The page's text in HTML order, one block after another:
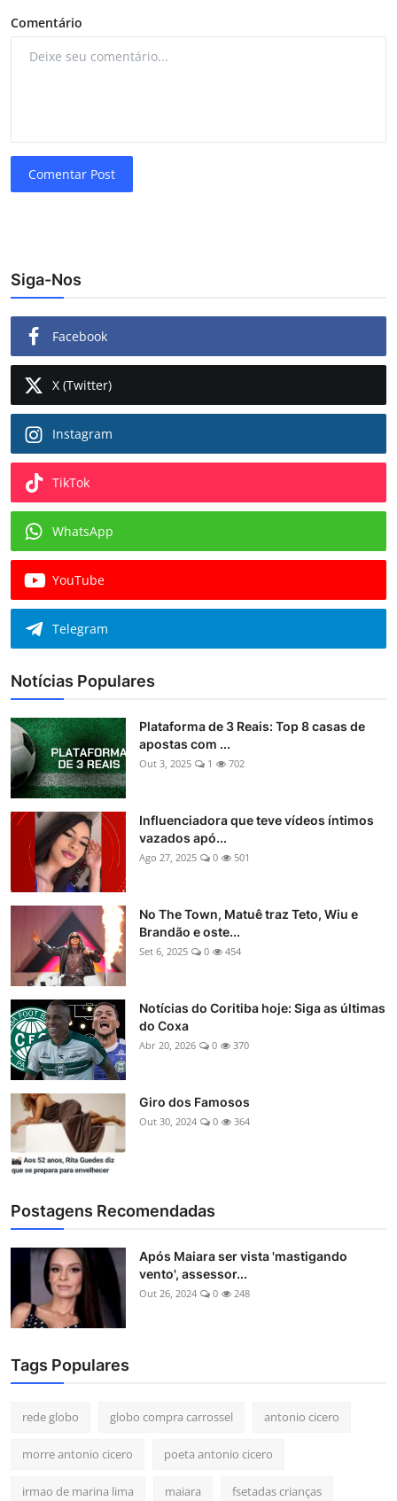
Comentário
Comentar Post
Siga-Nos
Facebook
X (Twitter)
Instagram
TikTok
WhatsApp
YouTube
Telegram
Notícias Populares
Plataforma de 3 Reais: Top 8 casas de
apostas com ...
Out 3, 2025 1 702
Influenciadora que teve vídeos íntimos
vazados apó...
Ago 27, 2025 0 501
No The Town, Matuê traz Teto, Wiu e
Brandão e oste...
Set 6, 2025 0 454
Notícias do Coritiba hoje: Siga as últimas
do Coxa
Abr 20, 2026 0 370
Giro dos Famosos
Out 30, 2024 0 364
Postagens Recomendadas
Após Maiara ser vista 'mastigando
vento', assessor...
Out 26, 2024 0 248
Tags Populares
rede globo globo compra carrossel antonio cicero
morre antonio cicero poeta antonio cicero
irmao de marina lima maiara fsetadas crianças